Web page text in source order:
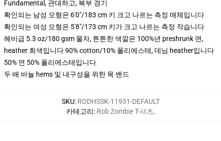
Fundamental, 관대하고, 복부 경기
확인되는 남성 모형은 6'0"/183 cm 키 크고 나르는 측정 매체입니다
확인되는 여성 모형은 5'8"/173 cm 키가 크고 나르는 측정 작습니다
헤비급 5.3 oz/180 gsm 물자, 튼튼한 색깔은 100%년 preshrunk 면,
heather 회색입니다 90% cotton/10% 폴리에스테, 데님 heather입니다
50% 면 50% 폴리에스테입니다
두 배 바늘 hems 및 내구성을 위한 목 밴드
SKU: RODHSSK-11931-DEFAULT
카테고리: Rob Zombie T-셔츠,